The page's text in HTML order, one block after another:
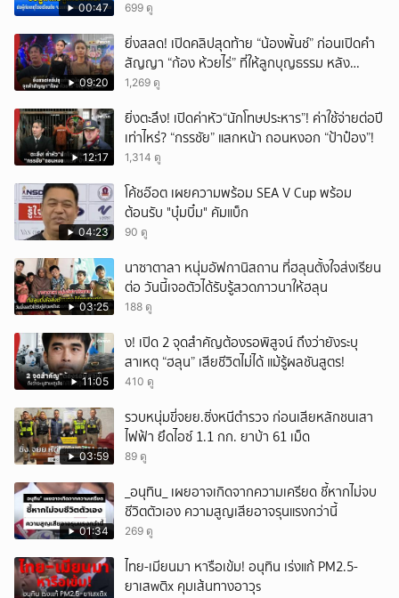
00:47 699 ดู
09:20
ยิ่งสลด! เปิดคลิปสุดท้าย “น้องพั้นช์” ก่อนเปิดคำ
สัญญา “ก้อง ห้วยไร่” ที่ให้ลูกบุญธรรม หลัง
ลาโลก!
1,269 ดู
12:17
ยิ่งตะลึง! เปิดค่าหัว“นักโทษประหาร”! ค่าใช้จ่ายต่อปี
เท่าไหร่? “กรรชัย” แสกหน้า ถอนหงอก “ป้าป๋อง”!
1,314 ดู
04:23
โค้ชอ๊อต เผยความพร้อม SEA V Cup พร้อม
ต้อนรับ "บุ๋มบิ๋ม" คัมแบ็ก
90 ดู
03:25
นาซาตาลา หนุ่มอัฟกานิสถาน ที่ฮลุนตั้งใจส่งเรียน
ต่อ วันนี้เจอตัวได้รับรู้สวดภาวนาให้ฮลุน
188 ดู
11:05
ึ้ง! เปิด 2 จุดสำคัญต้องรอพิสูจน์ ถึงว่ายังระบุ
สาเหตุ “ฮลุน” เสียชีวิตไม่ได้ แม้รู้ผลชันสูตร!
410 ดู
03:59
รวบหนุ่มขี่จยย.ซิ่งหนีตำรวจ ก่อนเสียหลักชนเสา
ไฟฟ้า ยึดไอซ์ 1.1 กก. ยาบ้า 61 เม็ด
89 ดู
01:34
_อนุทิน_ เผยอาจเกิดจากความเครียด ชี้หากไม่จบ
ชีวิตตัวเอง ความสูญเสียอาจรุนแรงกว่านี้
269 ดู
ไทย-เมียนมา หารือเข้ม! อนุทิน เร่งแก้ PM2.5-
ยาเสwติx คุมเส้นทางอาวุs